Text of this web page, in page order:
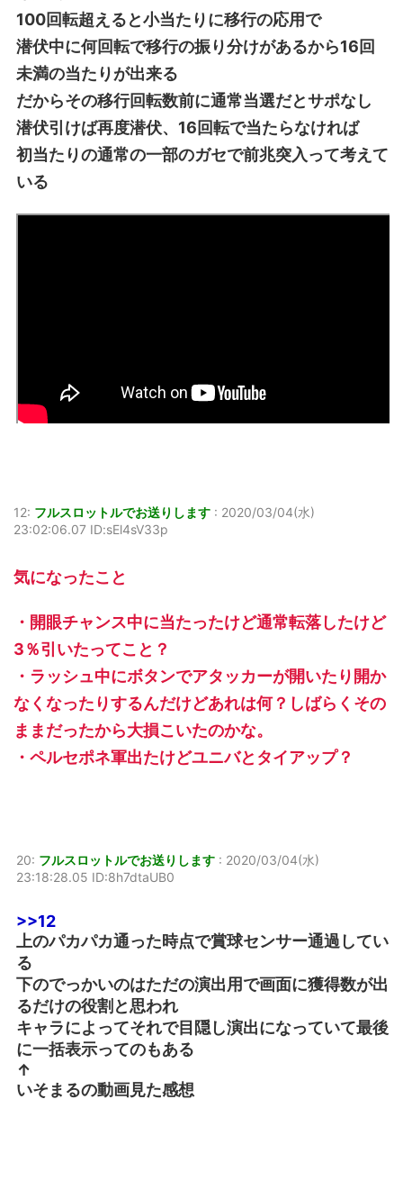
100回転超えると小当たりに移行の応用で
潜伏中に何回転で移行の振り分けがあるから16回
未満の当たりが出来る
だからその移行回転数前に通常当選だとサポなし
潜伏引けば再度潜伏、16回転で当たらなければ
初当たりの通常の一部のガセで前兆突入って考えて
いる
12: フルスロットルでお送りします : 2020/03/04(水)
23:02:06.07 ID:sEl4sV33p
気になったこと
・開眼チャンス中に当たったけど通常転落したけど
3％引いたってこと？
・ラッシュ中にボタンでアタッカーが開いたり開か
なくなったりするんだけどあれは何？しばらくその
ままだったから大損こいたのかな。
・ペルセポネ軍出たけどユニバとタイアップ？
20: フルスロットルでお送りします : 2020/03/04(水)
23:18:28.05 ID:8h7dtaUB0
>>12
上のパカパカ通った時点で賞球センサー通過してい
る
下のでっかいのはただの演出用で画面に獲得数が出
るだけの役割と思われ
キャラによってそれで目隠し演出になっていて最後
に一括表示ってのもある
↑
いそまるの動画見た感想